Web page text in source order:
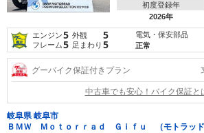
初度登録年
2026年
エンジン5 外観 5
フレーム5 足まわり 5
電気・保安部品
正常
グーバイク保証付きプラン
中古車でも安心！バイク保証と
岐阜県 岐阜市
ＢＭＷ Ｍｏｔｏｒｒａｄ Ｇｉｆｕ （モトラッド